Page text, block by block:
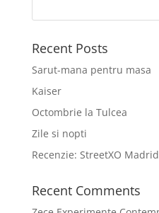
Recent Posts
Sarut-mana pentru masa
Kaiser
Octombrie la Tulcea
Zile si nopti
Recenzie: StreetXO Madrid
Recent Comments